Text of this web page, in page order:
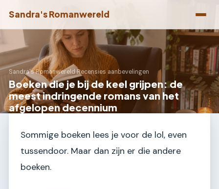
Sandra's Romanwereld
Sandra's Romanwereld›Recensies aanbevelingen
Boeken die je bij de keel grijpen: de
meest indringende romans van het
afgelopen decennium
Sommige boeken lees je voor de lol, even
tussendoor. Maar dan zijn er die andere
boeken.